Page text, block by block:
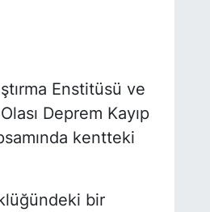
Enstitüsü ve
Deprem Kayıp
kentteki
bir